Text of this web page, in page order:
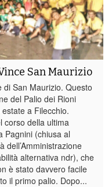
San Maurizio
di San Maurizio. Questo
del Palio dei Rioni
a Filecchio.
corso della ultima
Pagnini (chiusa al
dell’Amministrazione
alternativa ndr), che
è stato davvero facile
il primo palio. Dopo...